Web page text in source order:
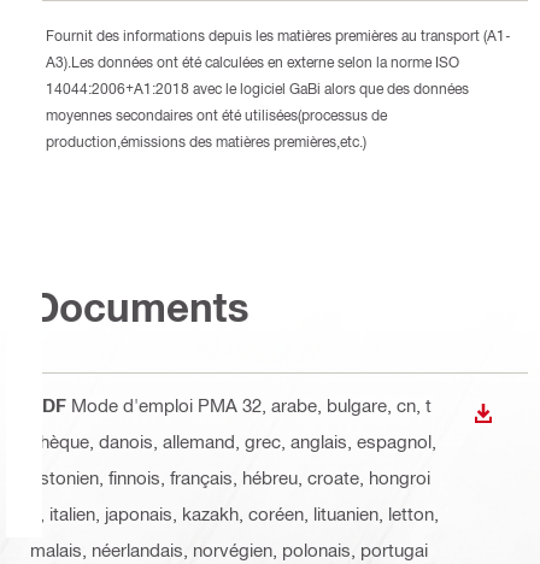
Fournit des informations depuis les matières premières au transport (A1-
A3).Les données ont été calculées en externe selon la norme ISO
14044:2006+A1:2018 avec le logiciel GaBi alors que des données
moyennes secondaires ont été utilisées(processus de
production,émissions des matières premières,etc.)
Documents
PDF Mode d'emploi PMA 32 , arabe, bulgare, cn, t
chèque, danois, allemand, grec, anglais, espagnol,
estonien, finnois, français, hébreu, croate, hongroi
s, italien, japonais, kazakh, coréen, lituanien, letton,
malais, néerlandais, norvégien, polonais, portugai